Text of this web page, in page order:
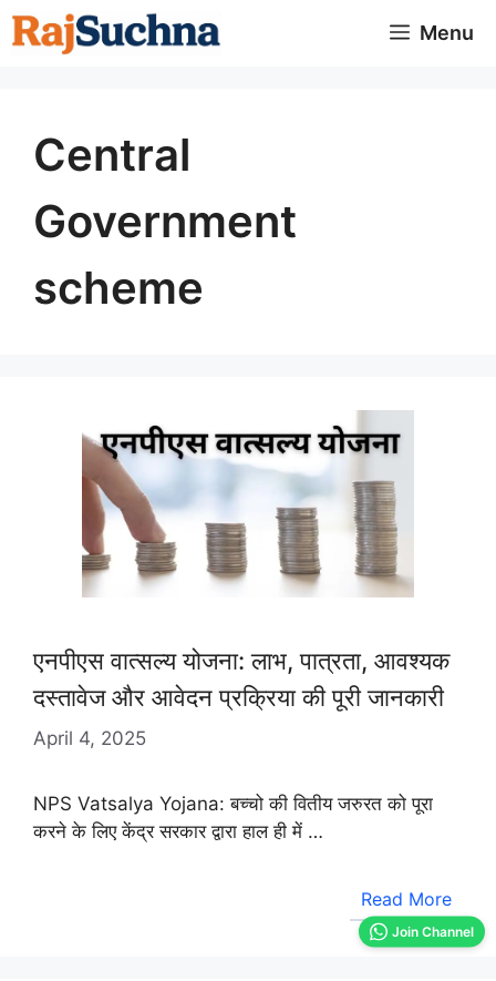
Skip
to
Menu
Central
Government
scheme
एनपीएस वात्सल्य योजना: लाभ, पात्रता, आवश्यक
दस्तावेज और आवेदन प्रक्रिया की पूरी जानकारी
April 4, 2025
NPS Vatsalya Yojana: बच्चो की वितीय जरुरत को पूरा
करने के लिए केंद्र सरकार द्वारा हाल ही में …
Read More
Join Channel